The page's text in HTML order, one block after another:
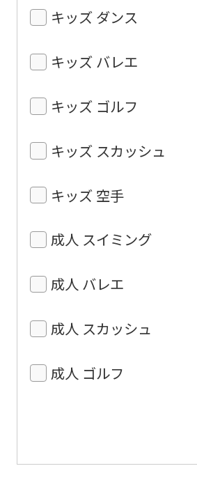
キッズ ダンス
キッズ バレエ
キッズ ゴルフ
キッズ スカッシュ
キッズ 空手
成人 スイミング
成人 バレエ
成人 スカッシュ
成人 ゴルフ